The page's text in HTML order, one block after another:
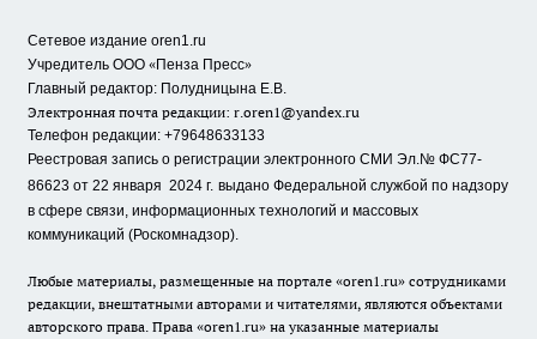
Сетевое издание oren1.ru
Учредитель ООО «Пенза Пресс»
Главный редактор: Полудницына Е.В.
Электронная почта редакции: r.oren1@yandex.ru
Телефон редакции: +79648633133
Реестровая запись о регистрации электронного СМИ Эл.№ ФС77-
86623 от 22 января 2024 г. выдано Федеральной службой по надзору
в сфере связи, информационных технологий и массовых
коммуникаций (Роскомнадзор).
Любые материалы, размещенные на портале «oren1.ru» сотрудниками
редакции, внештатными авторами и читателями, являются объектами
авторского права. Права «oren1.ru» на указанные материалы